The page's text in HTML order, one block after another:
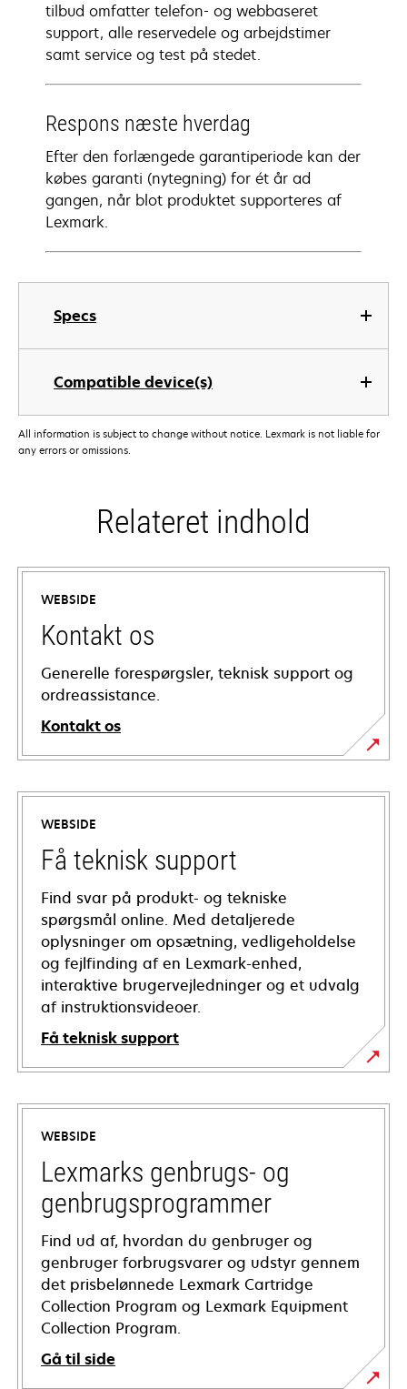
Specs
Compatible device(s)
tilbud omfatter telefon- og webbaseret
support, alle reservedele og arbejdstimer
samt service og test på stedet.
Respons næste hverdag
Efter den forlængede garantiperiode kan der
købes garanti (nytegning) for ét år ad
gangen, når blot produktet supporteres af
Lexmark.
All information is subject to change without notice. Lexmark is not liable for
any errors or omissions.
Relateret indhold
WEBSIDE
Kontakt os
Generelle forespørgsler, teknisk support og
ordreassistance.
Kontakt os
WEBSIDE
Få teknisk support
Find svar på produkt- og tekniske
spørgsmål online. Med detaljerede
oplysninger om opsætning, vedligeholdelse
og fejlfinding af en Lexmark-enhed,
interaktive brugervejledninger og et udvalg
af instruktionsvideoer.
Få teknisk support
opens
in
new
tab
WEBSIDE
Lexmarks genbrugs- og
genbrugsprogrammer
Find ud af, hvordan du genbruger og
genbruger forbrugsvarer og udstyr gennem
det prisbelønnede Lexmark Cartridge
Collection Program og Lexmark Equipment
Collection Program.
Gå til side